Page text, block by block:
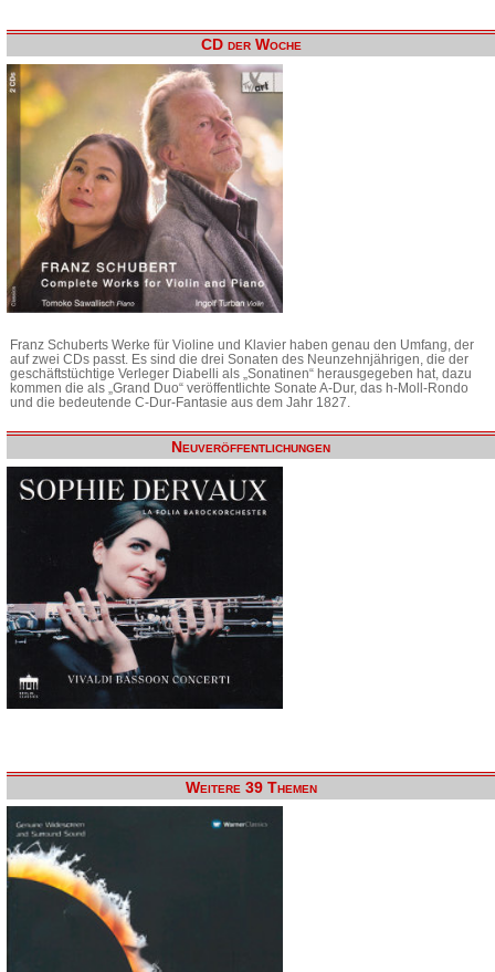
CD der Woche
Franz Schuberts Werke für Violine und Klavier haben genau den Umfang, der
auf zwei CDs passt. Es sind die drei Sonaten des Neunzehnjährigen, die der
geschäftstüchtige Verleger Diabelli als „Sonatinen“ herausgegeben hat, dazu
kommen die als „Grand Duo“ veröffentlichte Sonate A-Dur, das h-Moll-Rondo
und die bedeutende C-Dur-Fantasie aus dem Jahr 1827.
Neuveröffentlichungen
Weitere 39 Themen